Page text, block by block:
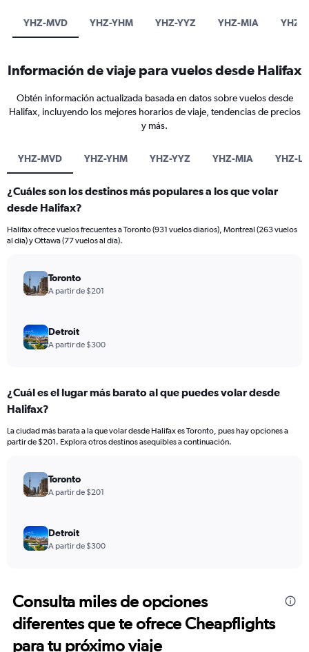
YHZ-MVD YHZ-YHM YHZ-YYZ YHZ-MIA YHZ-
Información de viaje para vuelos desde Halifax
Obtén información actualizada basada en datos sobre vuelos desde
Halifax, incluyendo los mejores horarios de viaje, tendencias de precios
y más.
YHZ-MVD YHZ-YHM YHZ-YYZ YHZ-MIA YHZ-
¿Cuáles son los destinos más populares a los que volar
desde Halifax?
Halifax ofrece vuelos frecuentes a Toronto (931 vuelos diarios), Montreal (263 vuelos
al día) y Ottawa (77 vuelos al día).
Toronto
A partir de $201
Detroit
A partir de $300
¿Cuál es el lugar más barato al que puedes volar desde
Halifax?
La ciudad más barata a la que volar desde Halifax es Toronto, pues hay opciones a
partir de $201. Explora otros destinos asequibles a continuación.
Toronto
A partir de $201
Detroit
A partir de $300
Consulta miles de opciones
diferentes que te ofrece Cheapflights
para tu próximo viaje